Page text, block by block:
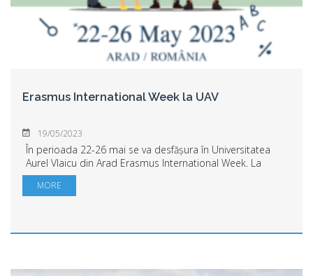
Erasmus International Week la UAV
19/05/2023
În perioada 22-26 mai se va desfășura în Universitatea
Aurel Vlaicu din Arad Erasmus International Week. La
eveniment vor fi prezente cadre didactice și nedidactice
de la mai multe universități part...
MORE